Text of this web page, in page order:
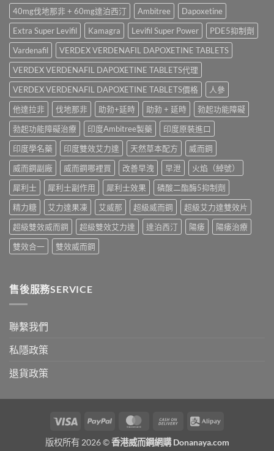
渠
道、
價
錢
與
真
假
辨
別
指
南〉
中
威
壯
學
名
藥
真
實
效
果、
正
確
用
法
與
香
港
購
指
南〉
中
款
最
好
用？
享
久
3
代
與
Climax
印
度
神
油
實
測
比
較〉
中
40mg伐地那非 + 60mg達泊西汀 Ambitree
Dapoxetine
Extra Super Levifil
Kamagra Levifil Super Power
PDE5抑制劑
Vardenafil
VERDEX VERDENAFIL DAPOXETINE TABLETS
VERDEX VERDENAFIL DAPOXETINE TABLETS代理
VERDEX VERDENAFIL DAPOXETINE TABLETS價格
人參
他達拉非
伐地那非 助勃+延時 助勃 + 延時
勃起功能障礙
勃起功能障礙治療
印度Ambitree製藥
印度原裝進口
印度學名藥
印度雙效艾力達 天然草本配方
威而鋼
威而鋼副廠
威而鋼哪裡買 改善早洩 早泄
火焰（綽號）
犀利士
犀利士副作用 犀利士效果
磷酸二酯酶5抑制劑
精力糖
艾力達果凍 艾威那 超級威而鋼
超級艾力達雙效片
超級雙效威而鋼
超級雙效艾力達 達泊西汀 陽痿
陽痿治療
雙效合一
雙效威而鋼
售後服務SERVICE
聯繫我們
私隱政策
退貨政策
Visa PayPal MasterCardCash
Delivery
Alipay
版权所有 2026 ©香港威而鋼網購 Donanaya.com